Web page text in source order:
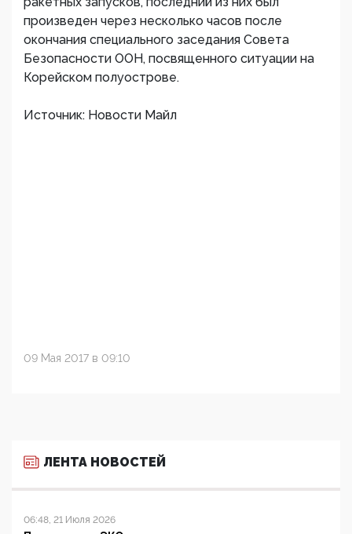
произведен через несколько часов после
окончания специального заседания Совета
Безопасности ООН, посвященного ситуации на
Корейском полуострове.
Источник: Новости Майл
09 Мая 2017 в 09:10
ЛЕНТА НОВОСТЕЙ
06:48, 21 Июля 2026